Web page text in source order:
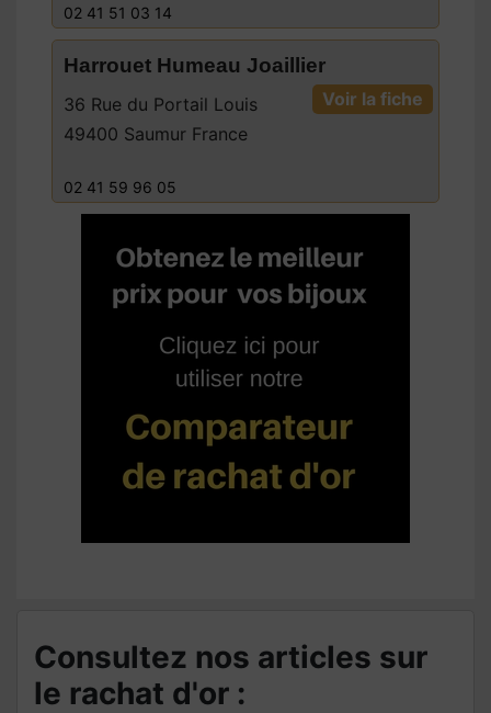
02 41 51 03 14
Harrouet Humeau Joaillier
Voir la fiche
36 Rue du Portail Louis
49400 Saumur France
02 41 59 96 05
Consultez nos articles sur
le rachat d'or :